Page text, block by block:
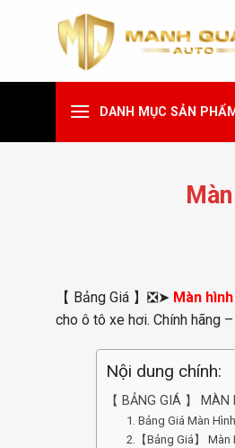
dung
DANH MỤC SẢN PHẨM
【 Bảng Giá 】❎➤ Màn
cho ô tô xe hơi. Chính hãng
Nội dung chính:
【 BẢNG GIÁ 】
1. Bảng Giá Màn
2.【Bảng Giá】 Màn